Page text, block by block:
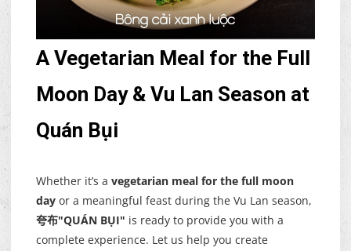
A Vegetarian Meal for the Full
Moon Day & Vu Lan Season at
Quán Bụi
Whether it’s a vegetarian meal for the full moon
day or a meaningful feast during the Vu Lan season,
夸布"QUÁN BỤI" is ready to provide you with a
complete experience. Let us help you create